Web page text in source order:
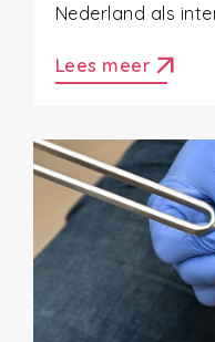
Nederland als
Lees meer arrow_outward